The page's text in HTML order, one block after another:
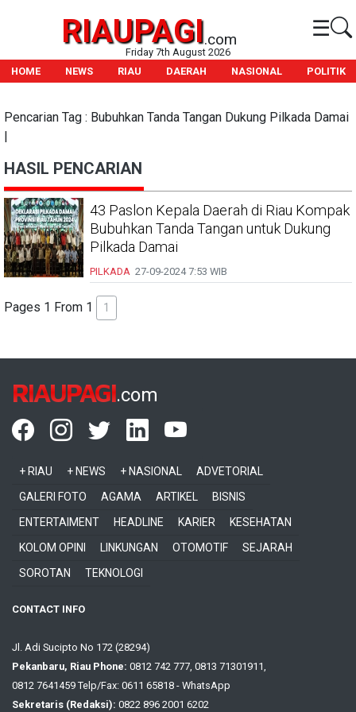
RIAUPAGI.com ☰
Friday 7th August 2026
HOME
NEWS RIAU DAERAH NASIONAL POLITIK
Pencarian Tag : Bubuhkan Tanda Tangan Dukung Pilkada Damai
|
HASIL PENCARIAN
43 Paslon Kepala Daerah di Riau Kompak
Bubuhkan Tanda Tangan untuk Dukung
Pilkada Damai
PILKADA 27-09-20247:53 WIB
Pages 1 From 1 1
RIAUPAGI.com
+ RIAU + NEWS + NASIONAL
ADVETORIAL
GALERI FOTO
AGAMA ARTIKEL
BISNIS
ENTERTAIMENT
HEADLINE KARIER
KESEHATAN
KOLOM OPINI
LINKUNGAN OTOMOTIF
SEJARAH
SOROTAN
TEKNOLOGI
CONTACT INFO
Jl. Adi Sucipto No 172 (28294)
Pekanbaru, Riau Phone: 0812 742 777, 0813 71301911,
0812 7641459 Telp/Fax: 0611 65818 - WhatsApp
Sekretaris (Redaksi): 0822 896 2001 6202